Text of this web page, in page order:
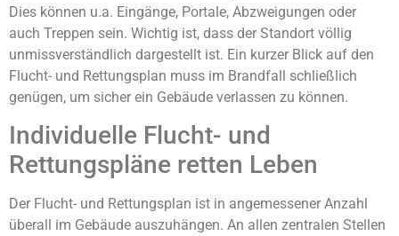
Dies können u.a. Eingänge, Portale, Abzweigungen oder
auch Treppen sein. Wichtig ist, dass der Standort völlig
unmissverständlich dargestellt ist. Ein kurzer Blick auf den
Flucht- und Rettungsplan muss im Brandfall schließlich
genügen, um sicher ein Gebäude verlassen zu können.
Individuelle Flucht- und
Rettungspläne retten Leben
Der Flucht- und Rettungsplan ist in angemessener Anzahl
überall im Gebäude auszuhängen. An allen zentralen Stellen